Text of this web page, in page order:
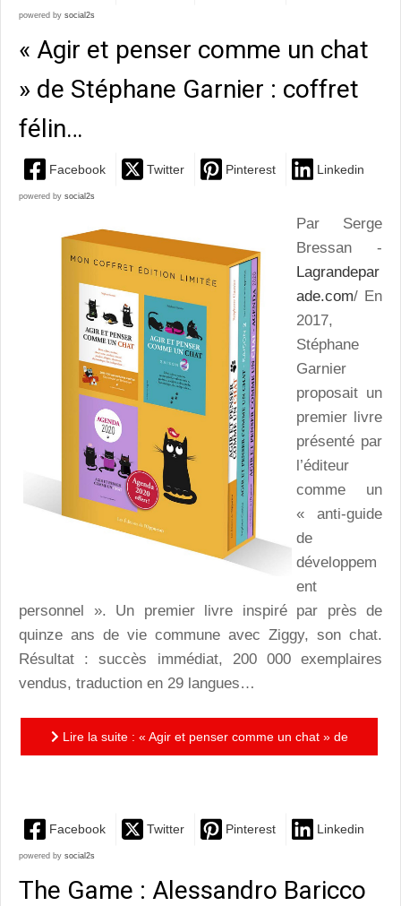
powered by social2s
« Agir et penser comme un chat
» de Stéphane Garnier : coffret
félin…
Facebook Twitter Pinterest Linkedin
powered by social2s
Par Serge
Bressan -
Lagrandepar
ade.com/ En
2017,
Stéphane
Garnier
proposait un
premier livre
présenté par
l’éditeur
comme un
« anti-guide
de
développem
ent
personnel ». Un premier livre inspiré par près de
quinze ans de vie commune avec Ziggy, son chat.
Résultat : succès immédiat, 200 000 exemplaires
vendus, traduction en 29 langues…
Lire la suite : « Agir et penser comme un chat » de
Facebook Twitter Pinterest Linkedin
powered by social2s
The Game : Alessandro Baricco